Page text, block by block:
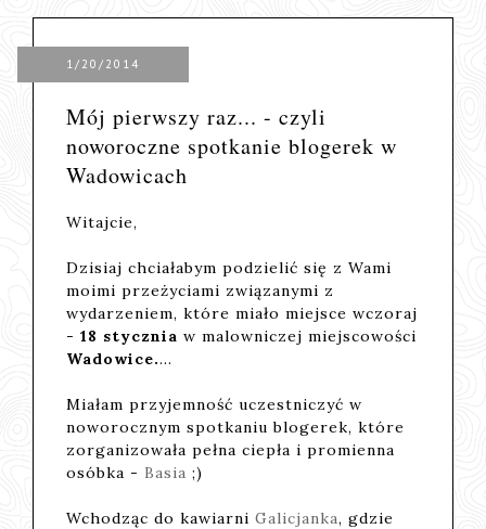
1/20/2014
Mój pierwszy raz... - czyli
noworoczne spotkanie blogerek w
Wadowicach
Witajcie,
Dzisiaj chciałabym podzielić się z Wami
moimi przeżyciami związanymi z
wydarzeniem, które miało miejsce wczoraj
- 18 stycznia w malowniczej miejscowości
Wadowice....
Miałam przyjemność uczestniczyć w
noworocznym spotkaniu blogerek, które
zorganizowała pełna ciepła i promienna
osóbka - Basia ;)
Wchodząc do kawiarniGalicjanka, gdzie